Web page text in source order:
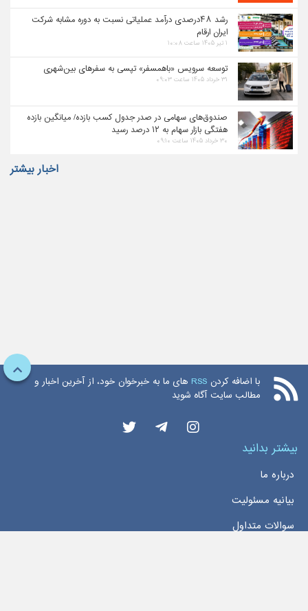
رشد ۴۸درصدی درآمد عملیاتی نسبت به دوره مشابه شرکت
ایران ارقام
۱ تیر ۱۴۰۵ ساعت ۱۰:۰۸
توسعه سرویس «باهمسفر» تپسی به سفرهای بین‌شهری
۳۱ خرداد ۱۴۰۵ ساعت ۰۹:۰۳
صندوق‌های سهامی در صدر جدول کسب بازده/ میانگین بازده
هفتگی بازار سهام به ۱۲ درصد رسید
۳۰ خرداد ۱۴۰۵ ساعت ۰۹:۱۰
اخبار بیشتر
با اضافه کردن RSS های ما به خبرخوان خود، از آخرین اخبار و
مطالب سایت آگاه شوید
بیشتر بدانید
درباره ما
بیانیه مسئولیت
سوالات متداول